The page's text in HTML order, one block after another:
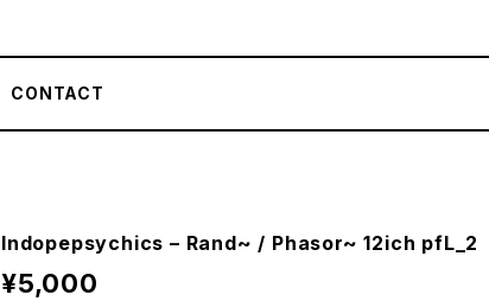
CONTACT
Indopepsychics – Rand~ / Phasor~ 12ich pfL_2
¥5,000